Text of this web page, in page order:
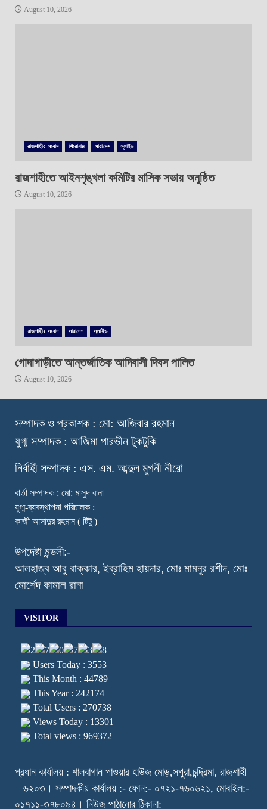
August 10, 2026
রাজশাহীর সংবাদ শিরোনাম সারাদেশ স্লাইড
রাজশাহীতে আইনশৃঙ্খলা কমিটির মাসিক সভায় অনুষ্ঠিত
August 10, 2026
রাজশাহীর সংবাদ সারাদেশ স্লাইড
গোদাগাড়ীতে আন্তর্জাতিক আদিবাসী দিবস পালিত
August 10, 2026
সম্পাদক ও প্রকাশক : মো: আজিবার রহমান
যুগ্ম সম্পাদক : আজিমা পারভীন টুকটুকি
নির্বাহী সম্পাদক : এস. এম. আব্দুল মুগনী নীরো
বার্তা সম্পাদক : মো: মাসুদ রানা
যুগ্ম-ব্যবস্থাপনা পরিচালক :
কাজী আসাদুর রহমান ( টিটু )
উপদেষ্টা মন্ডলী:-
আলহাজ্ব আবু বাক্কার, ইব্রাহিম হায়দার, মোঃ মামনুর রশীদ, মোঃ
মোর্শেদ কামাল রানা
VISITOR
Users Today : 3553
This Month : 44789
This Year : 242174
Total Users : 270738
Views Today : 13301
Total views : 969372
প্রধান কার্যালয় : শালবাগান পাওয়ার হাউজ মোড়,সপুরা,চন্দ্রিমা, রাজশাহী
– ৬২০৩। সম্পাদকীয় কার্যালয় :- ফোন:- ০৭২১-৭৬০৬২১, মোবাইল:-
০১৭১১-৩৭৮০৯৪। নিউজ পাঠানোর ঠিকানা: